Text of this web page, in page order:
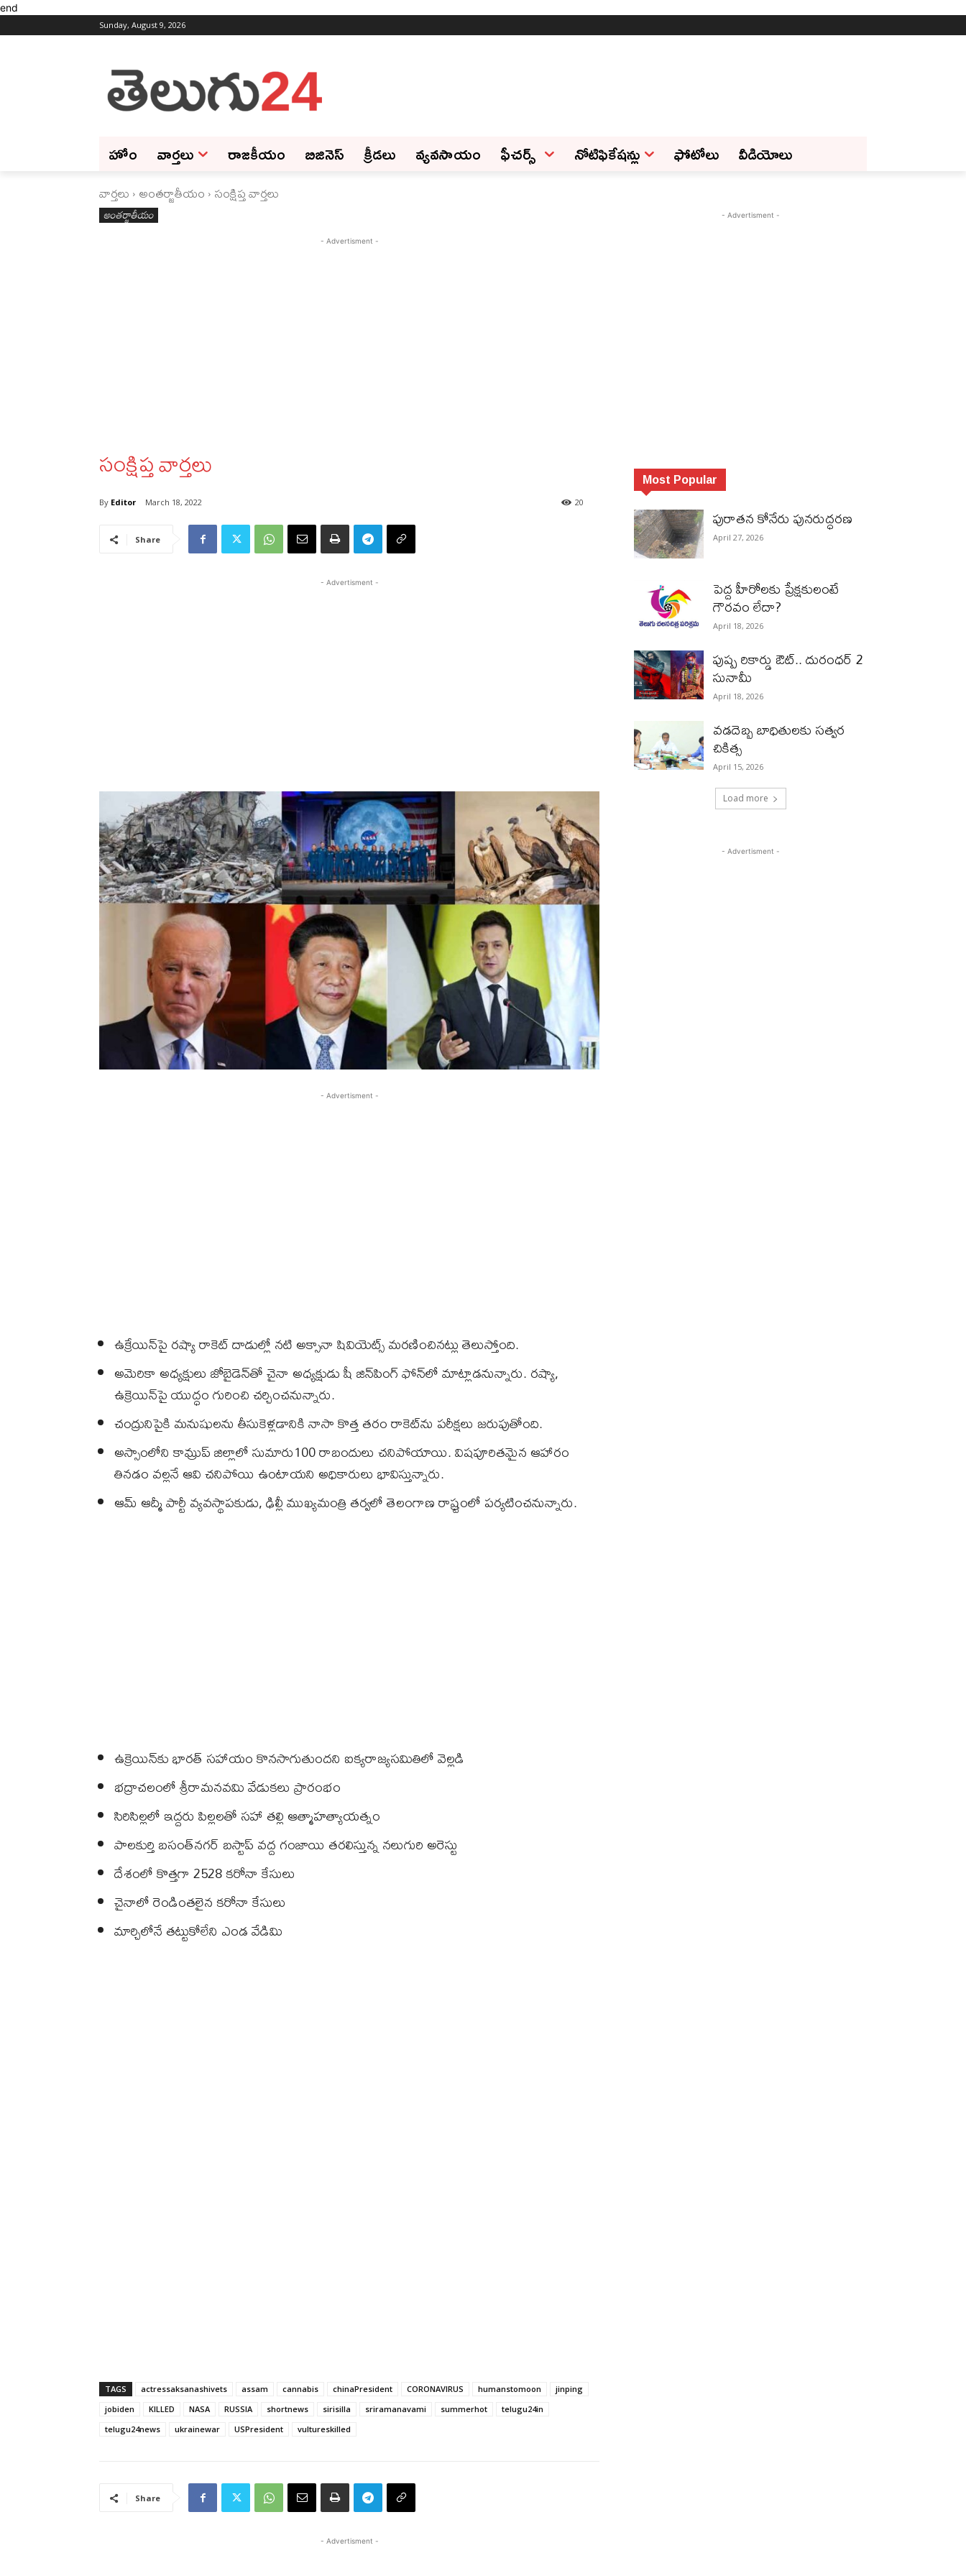
end
Sunday, August 9, 2026
హోం వార్తలు రాజకీయం బిజినెస్‌ క్రీడలు వ్యవసాయం ఫీచ‌ర్స్ ‌ నోటిఫికేషన్లు ఫోటోలు వీడియోలు
వార్తలు అంతర్జాతీయం సంక్షిప్త వార్తలు
అంతర్జాతీయం
- Advertisment -
సంక్షిప్త వార్తలు
By Editor March 18, 2022 20
Share
- Advertisment -
- Advertisment -
ఉక్రేయిన్‌పై రష్యా రాకెట్‌ దాడుల్లో నటి అక్సానా షివియెట్స్‌ మరణించినట్లు తెలుస్తోంది.
అమెరికా అధ్యక్షులు జోబైడెన్‌తో చైనా అధ్యక్షుడు షీ జిన్‌పింగ్‌ ఫోన్‌లో మాట్లాడనున్నారు. రష్యా,
ఉక్రెయిన్‌పై యుద్ధం గురించి చర్చించనున్నారు.
చంద్రునిపైకి మనుషులను తీసుకెళ్లడానికి నాసా కొత్త తరం రాకెట్‌ను పరీక్షలు జరుపుతోంది.
అస్సాంలోని కామ్రుప్‌ జిల్లాలో సుమారు100 రాబందులు చనిపోయాయి. విషపూరితమైన ఆహారం
తినడం వల్లనే ఆవి చనిపోయి ఉంటాయని అధికారులు భావిస్తున్నారు.
ఆమ్‌ ఆద్మీ పార్టీ వ్యవస్థాపకుడు, ఢిల్లీ ముఖ్యమంత్రి తర్వలో తెలంగాణ రాష్ర్టంలో పర్యటించనున్నారు.
ఉక్రెయిన్‌కు భారత్‌ సహాయం కొనసాగుతుందని ఐక్యరాజ్యసమితిలో వెల్లడి
భద్రాచలంలో శ్రీరామనవమి వేడుకలు ప్రారంభం
సిరిసిల్లలో ఇద్దరు పిల్లలతో సహా తల్లి ఆత్మాహత్యాయత్నం
పాలకుర్తి బసంత్‌నగర్‌ బస్టాప్‌ వద్ద గంజాయి తరలిస్తున్న నలుగురి అరెస్టు
దేశంలో కొత్తగా 2528 కరోనా కేసులు
చైనాలో రెండింతలైన కరోనా కేసులు
మార్చిలోనే తట్టుకోలేని ఎండ వేడిమి
TAGS actressaksanashivets assam cannabis chinaPresident CORONAVIRUS humanstomoon
jinping
jobiden
KILLED NASA RUSSIA shortnews sirisilla sriramanavami summerhot
telugu24in
telugu24news
ukrainewar USPresident vultureskilled
Share
- Advertisment -
- Advertisment -
Most Popular
పురాత‌న కోనేరు పున‌రుద్ధ‌ర‌ణ
April 27, 2026
పెద్ద హీరోల‌కు ప్రేక్ష‌కులంటే
గౌర‌వం లేదా?
April 18, 2026
పుష్ప రికార్డు ఔట్‌.. దురంధ‌ర్ 2
సునామీ
April 18, 2026
వడదెబ్బ బాధితులకు సత్వర
చికిత్స
April 15, 2026
Load more
- Advertisment -